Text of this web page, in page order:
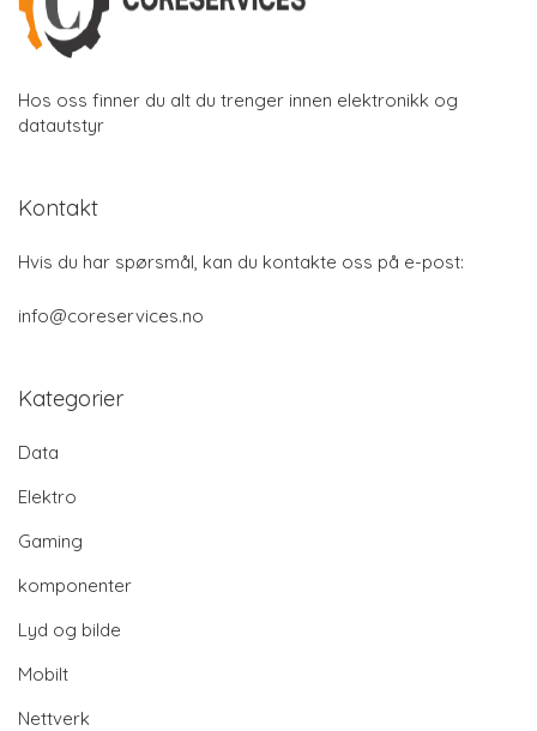
Hos oss finner du alt du trenger innen elektronikk og
datautstyr
Kontakt
Hvis du har spørsmål, kan du kontakte oss på e-post:
info@coreservices.no
Kategorier
Data
Elektro
Gaming
komponenter
Lyd og bilde
Mobilt
Nettverk